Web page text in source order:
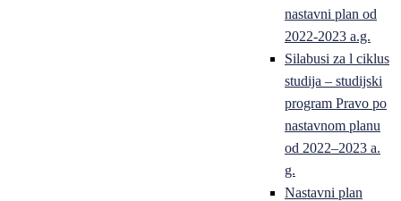
nastavni plan od
2022-2023 a.g.
Silabusi za l ciklus
studija – studijski
program Pravo po
nastavnom planu
od 2022–2023 a.
g.
Nastavni plan